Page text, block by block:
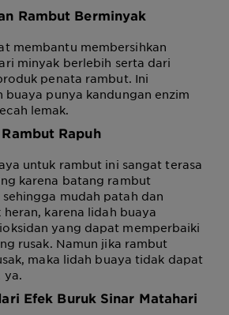
Rambut Berminyak
membantu membersihkan
minyak berlebih serta dari
penata rambut. Ini
buaya punya kandungan enzim
lemak.
Rapuh
untuk rambut ini sangat terasa
karena batang rambut
mudah patah dan
heran, karena lidah buaya
yang dapat memperbaiki
rusak. Namun jika rambut
maka lidah buaya tidak dapat
ya.
Efek Buruk Sinar Matahari